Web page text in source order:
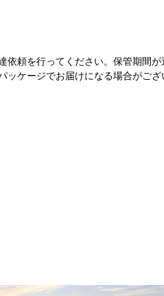
頼を行ってください。保管期間
ケージでお届けになる場合がござ